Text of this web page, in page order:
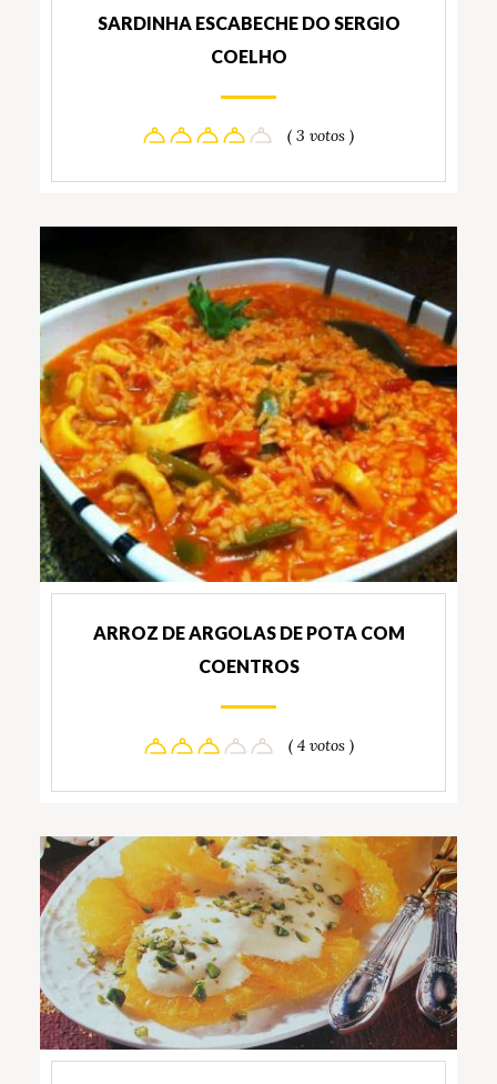
SARDINHA ESCABECHE DO SERGIO
COELHO
( 3 votos )
ARROZ DE ARGOLAS DE POTA COM
COENTROS
( 4 votos )